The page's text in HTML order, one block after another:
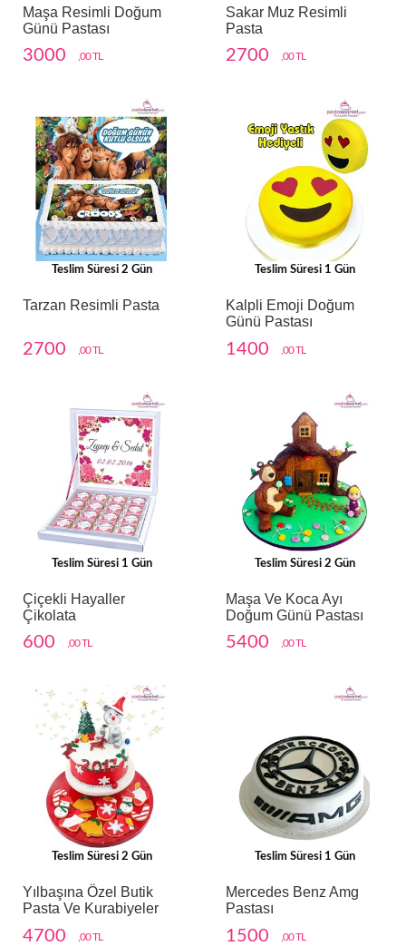
Maşa Resimli Doğum
Günü Pastası
3000 ,00 TL
Sakar Muz Resimli
Pasta
2700 ,00 TL
Teslim Süresi 2 Gün
Tarzan Resimli Pasta
2700 ,00 TL
Teslim Süresi 1 Gün
Kalpli Emoji Doğum
Günü Pastası
1400 ,00 TL
Teslim Süresi 1 Gün
Çiçekli Hayaller
Çikolata
600 ,00 TL
Teslim Süresi 2 Gün
Maşa Ve Koca Ayı
Doğum Günü Pastası
5400 ,00 TL
Teslim Süresi 2 Gün
Yılbaşına Özel Butik
Pasta Ve Kurabiyeler
4700 ,00 TL
Teslim Süresi 1 Gün
Mercedes Benz Amg
Pastası
1500 ,00 TL